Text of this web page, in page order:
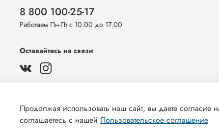
8 800 100-25-17
Работаем Пн-Пт с 10.00 до 17.00
Оставайтесь на связи
© 2022 Любое использование контента без письменного
Продолжая использовать наш сайт, вы даете согласие
соглашаетесь с нашей Пользовательское соглашение